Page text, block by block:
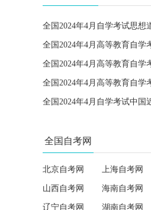
全国2024年4月自学考试思想
全国2024年4月高等教育自学
全国2024年4月高等教育自学
全国2024年4月自学考试中国
全国自考网
北京自考网 上海自考网
山西自考网 海南自考网
辽宁自考网 湖南自考网